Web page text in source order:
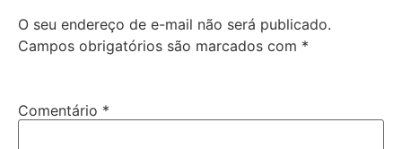
O seu endereço de e-mail não será publicado.
Campos obrigatórios são marcados com *
Comentário *